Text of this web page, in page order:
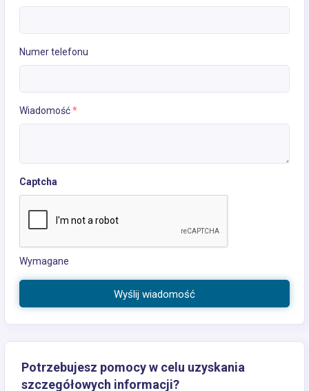
Numer telefonu
Wiadomość*
Captcha
Wymagane
Wyślij wiadomość
Potrzebujesz pomocy w celu uzyskania
szczegółowych informacji?